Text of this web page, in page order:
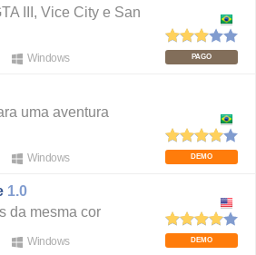
III, Vice City e San
PAGO
Windows
uma aventura
DEMO
Windows
1.0
da mesma cor
DEMO
Windows